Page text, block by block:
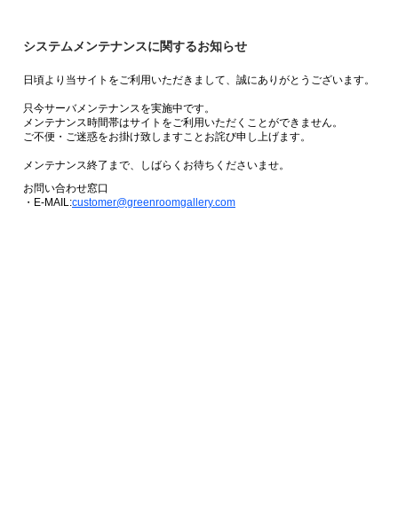
システムメンテナンスに関するお知らせ
日頃より当サイトをご利用いただきまして、誠にありがとうございます。
只今サーバメンテナンスを実施中です。
メンテナンス時間帯はサイトをご利用いただくことができません。
ご不便・ご迷惑をお掛け致しますことお詫び申し上げます。
メンテナンス終了まで、しばらくお待ちくださいませ。
お問い合わせ窓口
・E-MAIL:customer@greenroomgallery.com